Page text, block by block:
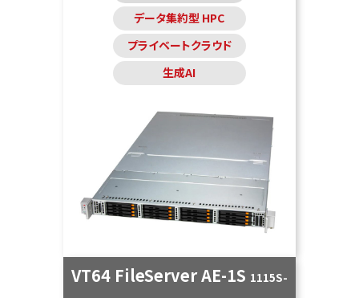
データ集約型 HPC
プライベートクラウド
生成AI
VT64 FileServer AE-1S 1115S-